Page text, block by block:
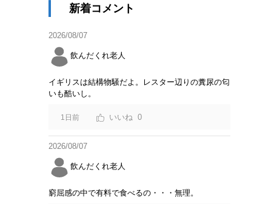
新着コメント
2026/08/07
飲んだくれ老人
イギリスは結構物騒だよ。レスター辺りの糞尿の匂
いも酷いし。
1日前 0
2026/08/07
飲んだくれ老人
窮屈感の中で有料で食べるの・・・無理。